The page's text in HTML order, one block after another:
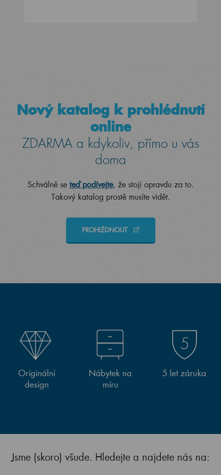
Nový katalog k prohlédnutí
online
ZDARMA a kdykoliv, přímo u vás
doma
Schválně se teď podívejte, že stojí opravdu za to.
Takový katalog prostě musíte vidět.
PROHLÉDNOUT
Originální
design
Nábytek na
míru
5 let záruka
Jsme (skoro) všude. Hledejte a najdete nás na: